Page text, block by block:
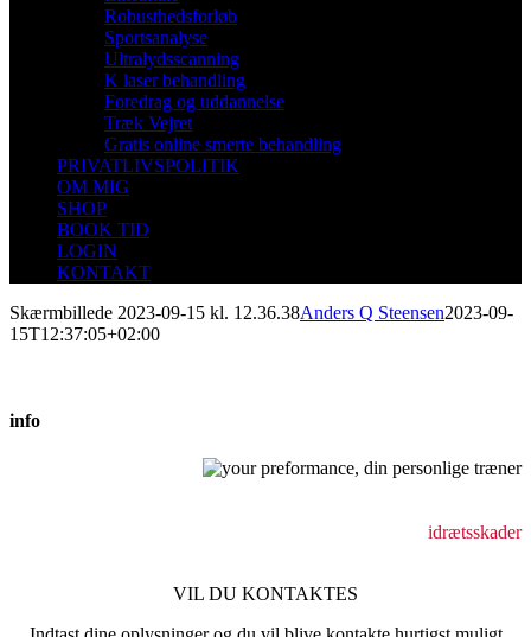
Robusthedsforløb
Sportsanalyse
Ultralydsscanning
K laser behandling
Foredrag og uddannelse
Træk Vejret
Gratis online smerte behandling
PRIVATLIVSPOLITIK
OM MIG
SHOP
BOOK TID
LOGIN
KONTAKT
Skærmbillede 2023-09-15 kl. 12.36.38Anders Q Steensen2023-09-
15T12:37:05+02:00
info
idrætsskader
VIL DU KONTAKTES